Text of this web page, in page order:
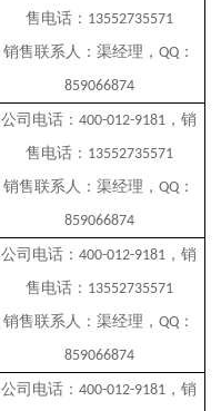
售电话： 13552735571
销售联系人：渠经理，QQ ：
859066874
公司电话：400-012-9181 ，销
售电话： 13552735571
销售联系人：渠经理，QQ ：
859066874
公司电话：400-012-9181 ，销
售电话： 13552735571
销售联系人：渠经理，QQ ：
859066874
公司电话：400-012-9181 ，销